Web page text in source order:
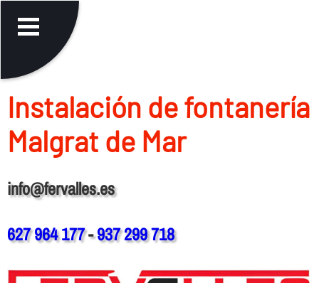
Instalación de fontanerí­a
Malgrat de Mar
info@fervalles.es
627 964 177-937 299 718